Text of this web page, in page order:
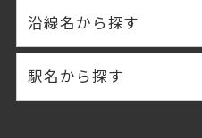
沿線名から探す
駅名から探す